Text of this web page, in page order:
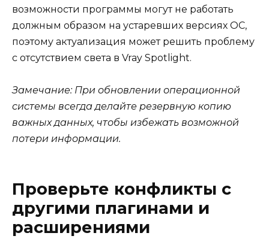
возможности программы могут не работать
должным образом на устаревших версиях ОС,
поэтому актуализация может решить проблему
с отсутствием света в Vray Spotlight.
Замечание: При обновлении операционной
системы всегда делайте резервную копию
важных данных, чтобы избежать возможной
потери информации.
Проверьте конфликты с
другими плагинами и
расширениями